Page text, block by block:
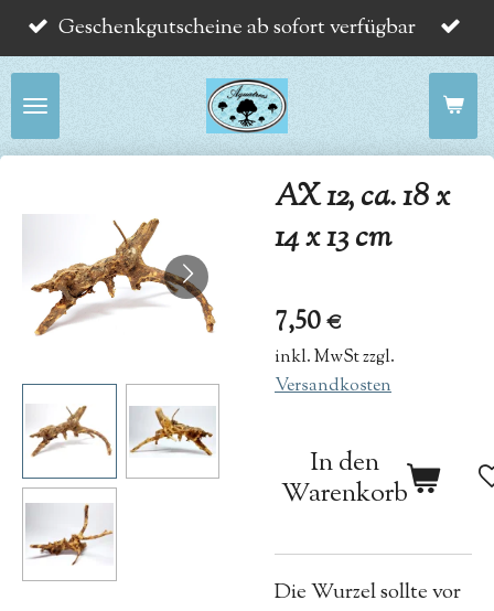
Zum
Hauptinhalt
springen
Geschenkgutscheine ab sofort verfügbar
AX 12, ca. 18 x
14 x 13 cm
7,50 €
inkl. MwSt zzgl.
Versandkosten
In den
Warenkorb
Die Wurzel sollte vor